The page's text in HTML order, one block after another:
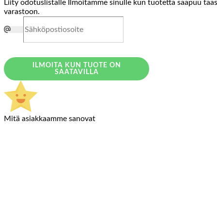
Liity odotuslistalle
Ilmoitamme sinulle kun tuotetta saapuu taas
varastoon.
ILMOITA KUN TUOTE ON
SAATAVILLA
Mitä asiakkaamme sanovat